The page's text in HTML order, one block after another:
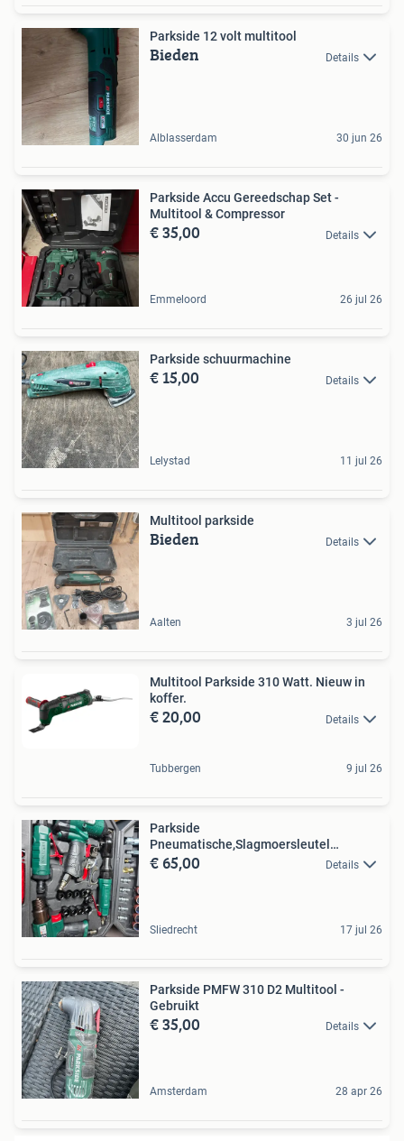
Parkside 12 volt multitool
Bieden Details
Alblasserdam 30 jun 26
Parkside Accu Gereedschap Set -
Multitool & Compressor
€ 35,00 Details
Emmeloord 26 jul 26
Parkside schuurmachine
€ 15,00 Details
Lelystad 11 jul 26
Multitool parkside
Bieden Details
Aalten 3 jul 26
Multitool Parkside 310 Watt. Nieuw in
koffer.
€ 20,00 Details
Tubbergen 9 jul 26
Parkside
Pneumatische,Slagmoersleutel
,Ratelset,dremel,etc
€ 65,00 Details
Sliedrecht 17 jul 26
Parkside PMFW 310 D2 Multitool -
Gebruikt
€ 35,00 Details
Amsterdam 28 apr 26